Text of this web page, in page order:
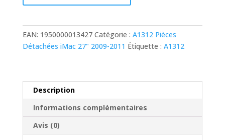
BLOC
CARTE
INTERNE
A1312
EAN: 1950000013427 Catégorie : A1312 Pièces
Détachées iMac 27" 2009-2011 Étiquette : A1312
Description
Informations complémentaires
Avis (0)